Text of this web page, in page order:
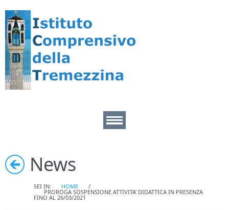
Home
Area Docenti
News
SEI IN: HOME /
PROROGA SOSPENSIONE ATTIVITA’ DIDATTICA IN PRESENZA
FINO AL 26/03/2021